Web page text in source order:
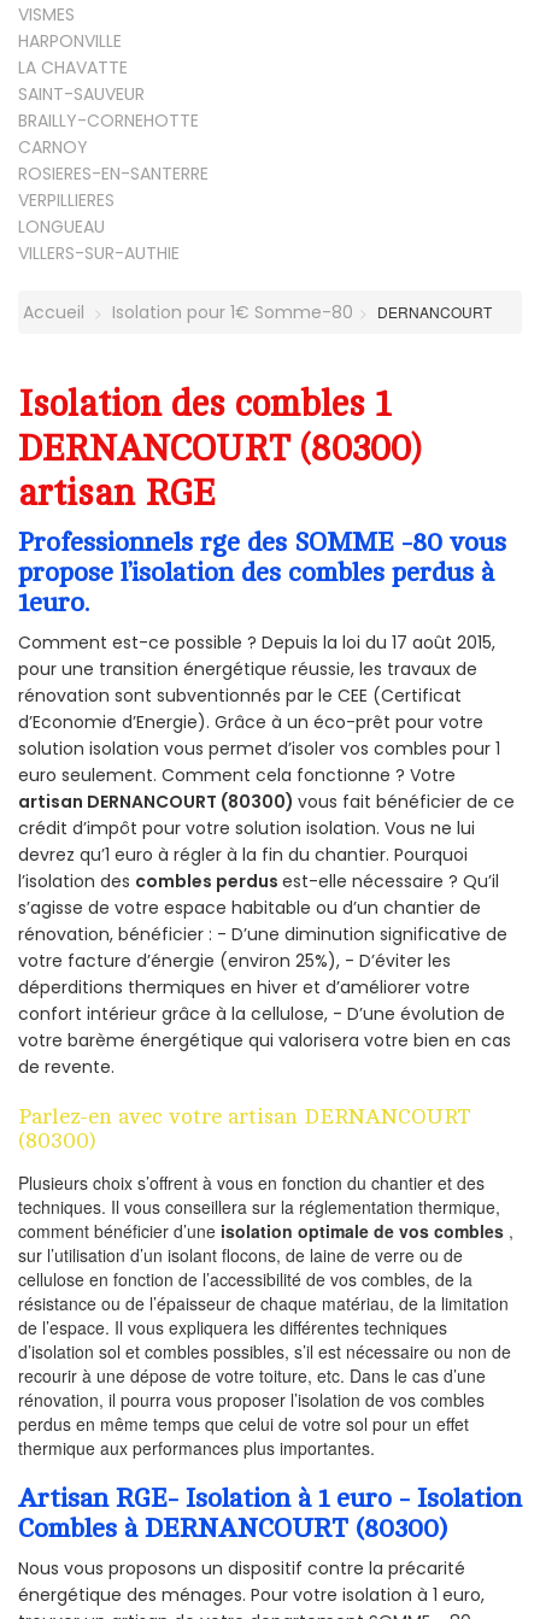
VISMES
HARPONVILLE
LA CHAVATTE
SAINT-SAUVEUR
BRAILLY-CORNEHOTTE
CARNOY
ROSIERES-EN-SANTERRE
VERPILLIERES
LONGUEAU
VILLERS-SUR-AUTHIE
Accueil Isolation pour 1€ Somme-80 DERNANCOURT
Isolation des combles 1
DERNANCOURT (80300)
artisan RGE
Professionnels rge des SOMME -80 vous
propose l’isolation des combles perdus à
1euro.
Comment est-ce possible ? Depuis la loi du 17 août 2015,
pour une transition énergétique réussie, les travaux de
rénovation sont subventionnés par le CEE (Certificat
d’Economie d’Energie). Grâce à un éco-prêt pour votre
solution isolation vous permet d’isoler vos combles pour 1
euro seulement. Comment cela fonctionne ? Votre
artisan DERNANCOURT (80300) vous fait bénéficier de ce
crédit d’impôt pour votre solution isolation. Vous ne lui
devrez qu’1 euro à régler à la fin du chantier. Pourquoi
l’isolation des combles perdus est-elle nécessaire ? Qu’il
s’agisse de votre espace habitable ou d’un chantier de
rénovation, bénéficier : - D’une diminution significative de
votre facture d’énergie (environ 25%), - D’éviter les
déperditions thermiques en hiver et d’améliorer votre
confort intérieur grâce à la cellulose, - D’une évolution de
votre barème énergétique qui valorisera votre bien en cas
de revente.
Parlez-en avec votre artisan DERNANCOURT
(80300)
Plusieurs choix s’offrent à vous en fonction du chantier et des
techniques. Il vous conseillera sur la réglementation thermique,
comment bénéficier d’une isolation optimale de vos combles ,
sur l’utilisation d’un isolant flocons, de laine de verre ou de
cellulose en fonction de l’accessibilité de vos combles, de la
résistance ou de l’épaisseur de chaque matériau, de la limitation
de l’espace. Il vous expliquera les différentes techniques
d’isolation sol et combles possibles, s’il est nécessaire ou non de
recourir à une dépose de votre toiture, etc. Dans le cas d’une
rénovation, il pourra vous proposer l’isolation de vos combles
perdus en même temps que celui de votre sol pour un effet
thermique aux performances plus importantes.
Artisan RGE- Isolation à 1 euro - Isolation
Combles à DERNANCOURT (80300)
Nous vous proposons un dispositif contre la précarité
énergétique des ménages. Pour votre isolation à 1 euro,